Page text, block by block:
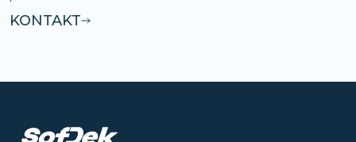
KONTAKT